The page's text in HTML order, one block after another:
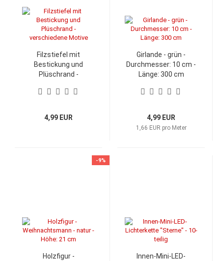
Filzstiefel mit
Bestickung und
Plüschrand -
4,99 EUR
Girlande - grün -
Durchmesser: 10 cm -
Länge: 300 cm
4,99 EUR
1,66 EUR pro Meter
-9%
Holzfigur -
Innen-Mini-LED-